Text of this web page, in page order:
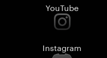
YouTube
Instagram